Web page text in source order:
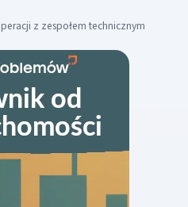
z zespołem technicznym